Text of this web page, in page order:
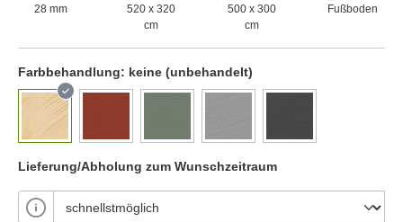
28 mm
520 x 320
cm
500 x 300
cm
Fußboden
Farbbehandlung: keine (unbehandelt)
Lieferung/Abholung zum Wunschzeitraum